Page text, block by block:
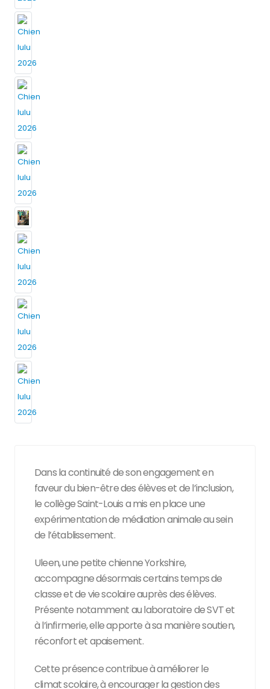
Dans la continuité de son engagement en
faveur du bien-être des élèves et de l’inclusion,
le collège Saint-Louis a mis en place une
expérimentation de médiation animale au sein
de l’établissement.
Uleen, une petite chienne Yorkshire,
accompagne désormais certains temps de
classe et de vie scolaire auprès des élèves.
Présente notamment au laboratoire de SVT et
à l’infirmerie, elle apporte à sa manière soutien,
réconfort et apaisement.
Cette présence contribue à améliorer le
climat scolaire, à encourager la gestion des